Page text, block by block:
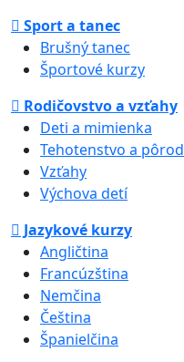
Sport a tanec
Brušný tanec
Športové kurzy
Rodičovstvo a vzťahy
Deti a mimienka
Tehotenstvo a pôrod
Vzťahy
Výchova detí
Jazykové kurzy
Angličtina
Francúzština
Nemčina
Čeština
Španielčina